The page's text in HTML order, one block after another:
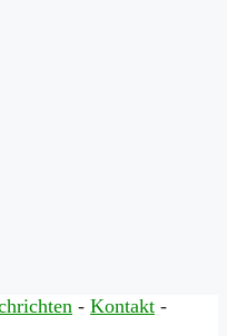
- Kontakt -